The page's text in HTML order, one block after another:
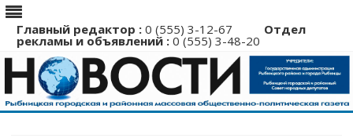
Главный редактор : 0 (555) 3-12-67 Отдел
рекламы и объявлений : 0 (555) 3-48-20
Перейти